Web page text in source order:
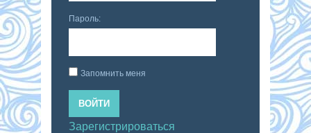
Пароль:
Запомнить меня
ВОЙТИ
Зарегистрироваться